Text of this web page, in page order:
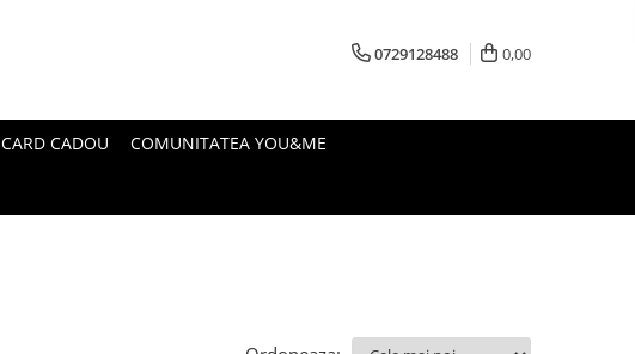
0729128488 0,00
CARD CADOU COMUNITATEA YOU&ME